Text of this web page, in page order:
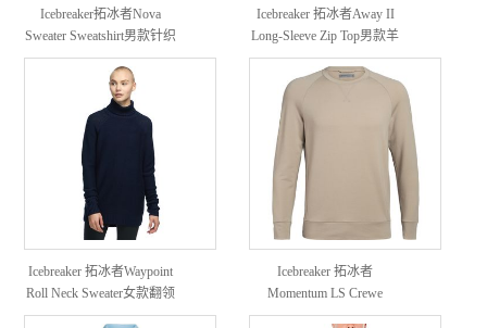
Icebreaker拓冰者Nova
Sweater Sweatshirt男款针织
运动衫
Icebreaker 拓冰者Away II
Long-Sleeve Zip Top男款羊
毛抓绒外套
Icebreaker 拓冰者Waypoint
Roll Neck Sweater女款翻领
针织衫
Icebreaker 拓冰者
Momentum LS Crewe
Sweatshirt 男款美丽诺羊毛